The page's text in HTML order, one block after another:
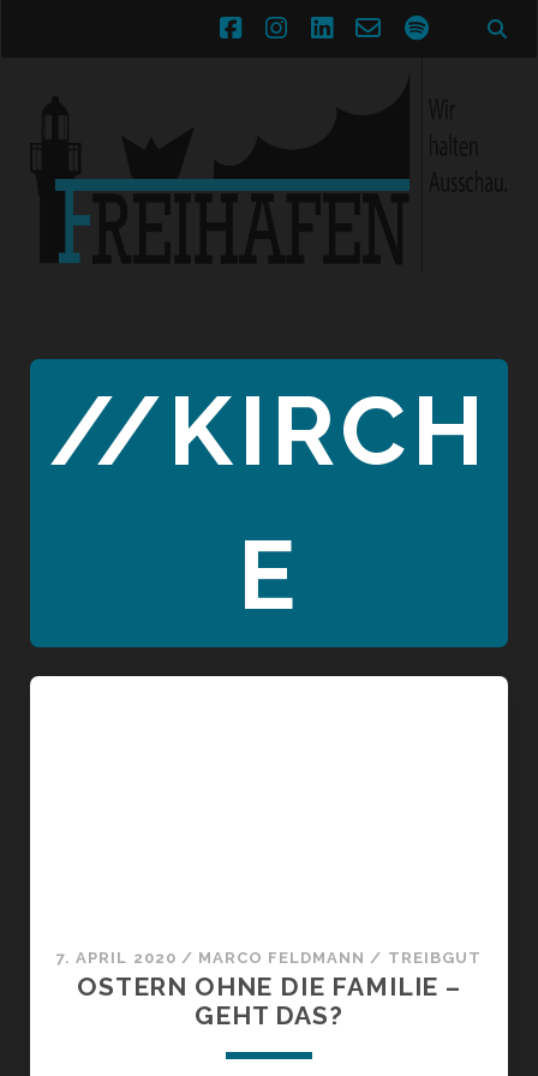
facebookinstagram
linkedin
email-spotify
//KIRCH
E
7. APRIL 2020 / MARCO FELDMANN / TREIBGUT
OSTERN OHNE DIE FAMILIE –
GEHT DAS?